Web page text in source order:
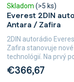
Everest 2DIN
Antara / Zafira
Skladom (>5 ks)
€366,67
2DIN autorádio
Zafira stanovuje
technológií. Na prvý